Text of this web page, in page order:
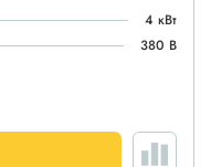
4 кВт
380 В